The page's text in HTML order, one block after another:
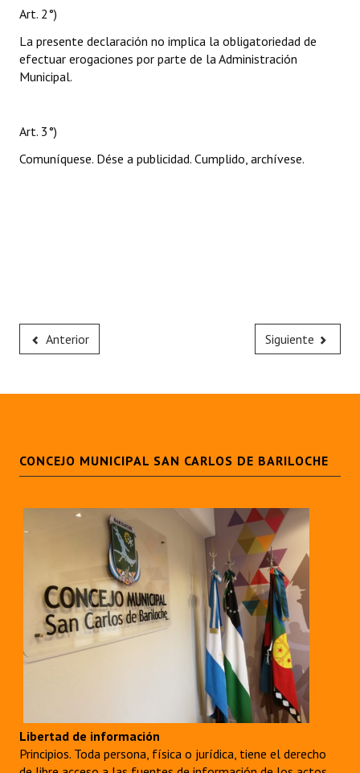
Art. 2°)
La presente declaración no implica la obligatoriedad de
efectuar erogaciones por parte de la Administración
Municipal.
Art. 3°)
Comuníquese. Dése a publicidad. Cumplido, archívese.
Anterior Siguiente
CONCEJO MUNICIPAL SAN CARLOS DE BARILOCHE
Libertad de información
Principios. Toda persona, física o jurídica, tiene el derecho